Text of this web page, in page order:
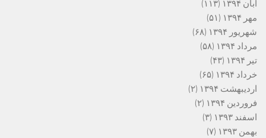
آبان ۱۳۹۴
(۱۱۳)
مهر ۱۳۹۴
(۵۱)
شهریور ۱۳۹۴
(۶۸)
مرداد ۱۳۹۴
(۵۸)
تیر ۱۳۹۴
(۴۳)
خرداد ۱۳۹۴
(۶۵)
اردیبهشت ۱۳۹۴
(۲)
فروردین ۱۳۹۴
(۲)
اسفند ۱۳۹۳
(۳)
بهمن ۱۳۹۳
(۷)